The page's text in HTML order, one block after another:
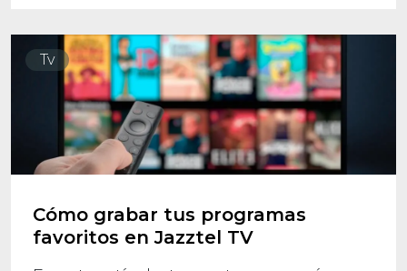
Tv
Cómo grabar tus programas
favoritos en Jazztel TV